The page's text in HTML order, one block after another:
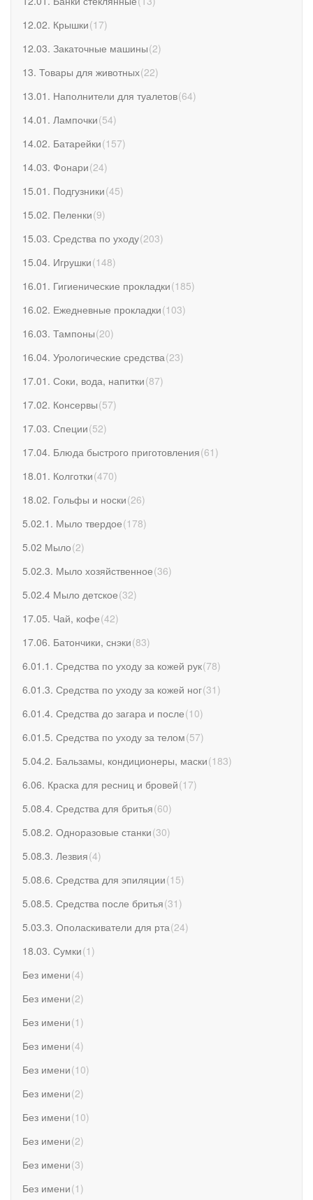
12.02. Крышки(17)
12.03. Закаточные машины(2)
13. Товары для животных(22)
13.01. Наполнители для туалетов(64)
14.01. Лампочки(54)
14.02. Батарейки(157)
14.03. Фонари(24)
15.01. Подгузники(45)
15.02. Пеленки(9)
15.03. Средства по уходу(203)
15.04. Игрушки(148)
16.01. Гигиенические прокладки(185)
16.02. Ежедневные прокладки(103)
16.03. Тампоны(20)
16.04. Урологические средства(23)
17.01. Соки, вода, напитки(87)
17.02. Консервы(57)
17.03. Специи(52)
17.04. Блюда быстрого приготовления(61 )
18.01. Колготки(470)
18.02. Гольфы и носки(26)
5.02.1. Мыло твердое(178)
5.02 Мыло(2)
5.02.3. Мыло хозяйственное(36)
5.02.4 Мыло детское(32)
17.05. Чай, кофе(42)
17.06. Батончики, снэки(83)
6.01.1. Средства по уходу за кожей рук(78)
6.01.3. Средства по уходу за кожей ног(31 )
6.01.4. Средства до загара и после(10)
6.01.5. Средства по уходу за телом(57)
5.04.2. Бальзамы, кондиционеры, маски(183)
6.06. Краска для ресниц и бровей(17)
5.08.4. Средства для бритья(60)
5.08.2. Одноразовые станки(30)
5.08.3. Лезвия(4)
5.08.6. Средства для эпиляции(15)
5.08.5. Средства после бритья(31 )
5.03.3. Ополаскиватели для рта(24)
18.03. Сумки(1 )
Без имени(4)
Без имени(2)
Без имени(1 )
Без имени(4)
Без имени(10)
Без имени(2)
Без имени(10)
Без имени(2)
Без имени(3)
Без имени(1 )